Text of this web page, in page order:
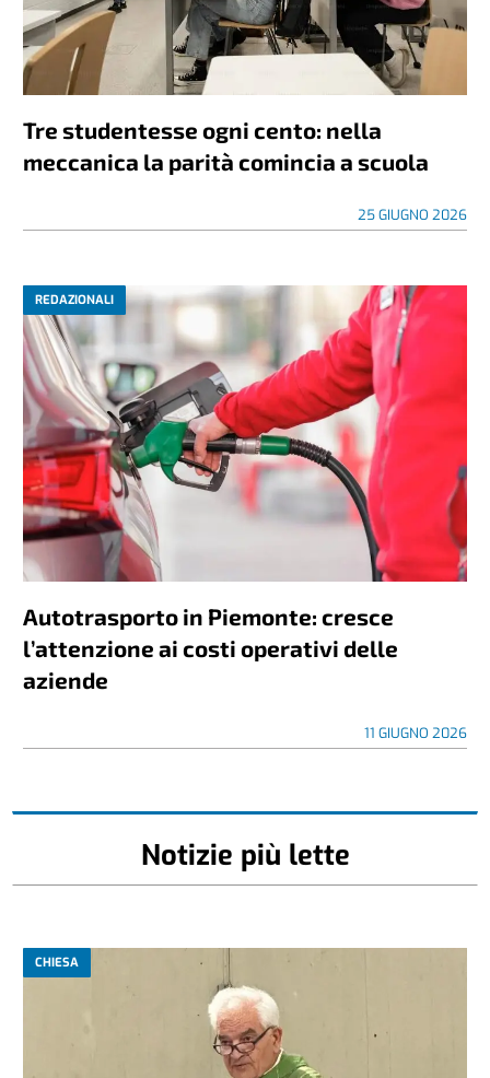
Tre studentesse ogni cento: nella
meccanica la parità comincia a scuola
25 GIUGNO 2026
REDAZIONALI
Autotrasporto in Piemonte: cresce
l’attenzione ai costi operativi delle
aziende
11 GIUGNO 2026
Notizie più lette
CHIESA